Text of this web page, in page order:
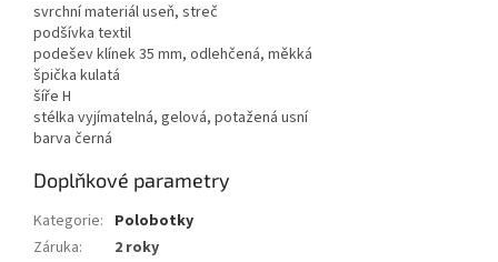
svrchní materiál useň, streč
podšívka textil
podešev klínek 35 mm, odlehčená, měkká
špička kulatá
šíře H
stélka vyjímatelná, gelová, potažená usní
barva černá
Doplňkové parametry
Kategorie: Polobotky
Záruka:
2 roky